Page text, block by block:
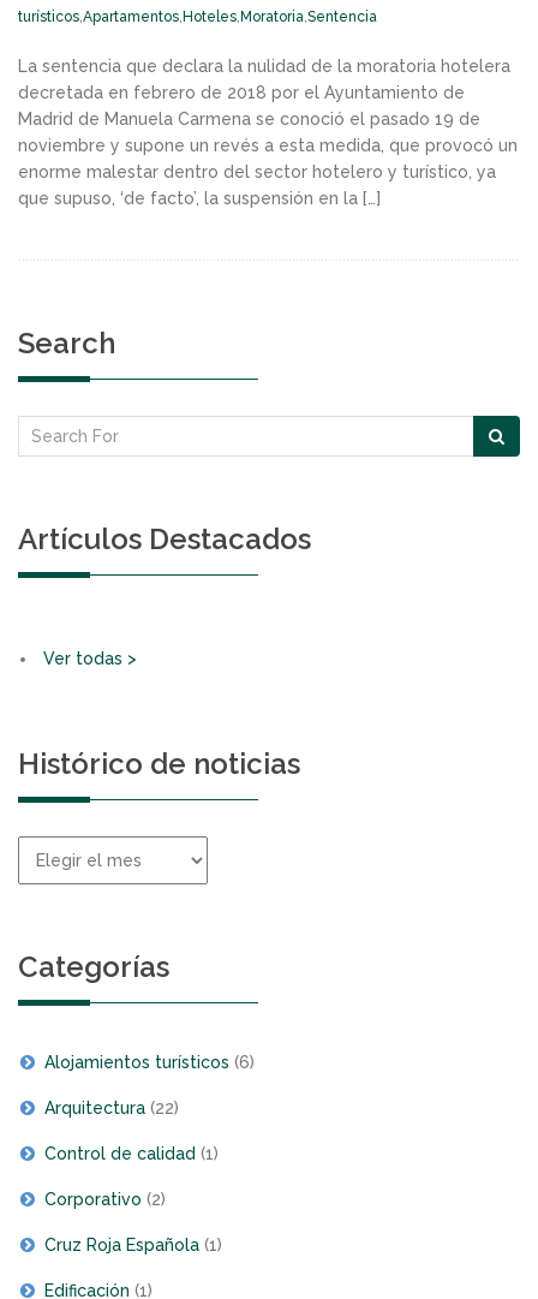
turísticos,Apartamentos, Hoteles, Moratoria,Sentencia
La sentencia que declara la nulidad de la moratoria hotelera
decretada en febrero de 2018 por el Ayuntamiento de
Madrid de Manuela Carmena se conoció el pasado 19 de
noviembre y supone un revés a esta medida, que provocó un
enorme malestar dentro del sector hotelero y turístico, ya
que supuso, ‘de facto’, la suspensión en la […]
Search
Artículos Destacados
Ver todas >
Histórico de noticias
Categorías
Alojamientos turísticos (6)
Arquitectura (22)
Control de calidad (1)
Corporativo (2)
Cruz Roja Española (1)
Edificación (1)